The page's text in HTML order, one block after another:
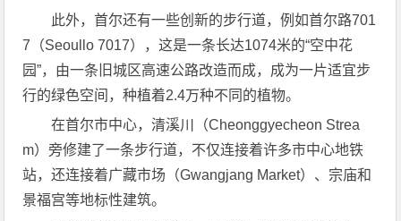
此外，首尔还有一些创新的步行道，例如首尔路701
7（Seoullo 7017），这是一条长达1074米的“空中花
园”，由一条旧城区高速公路改造而成，成为一片适宜步
行的绿色空间，种植着2.4万种不同的植物。
在首尔市中心，清溪川（Cheonggyecheon Strea
m）旁修建了一条步行道，不仅连接着许多市中心地铁
站，还连接着广藏市场（Gwangjang Market）、宗庙和
景福宫等地标性建筑。